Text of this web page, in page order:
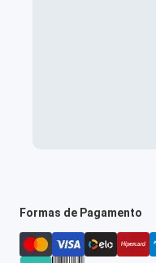
Formas de Pagamento